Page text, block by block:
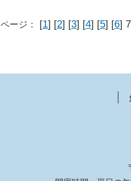
ページ： [1] [2] [3] [4] [5] [6]